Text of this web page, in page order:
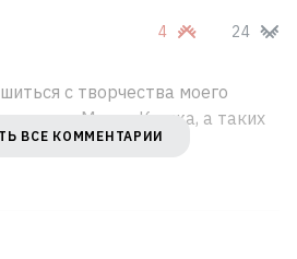
4 24
с творчества моего
земляка Макса Коржа, а таких
ВСЕ КОММЕНТАРИИ